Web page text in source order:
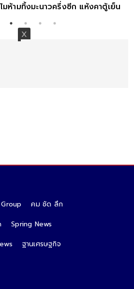
ห้ามทิ้งมะนาวครึ่งซีก แห้งคาตู้เย็น
คม ชัด ลึก
Spring News
ฐานเศรษฐกิจ